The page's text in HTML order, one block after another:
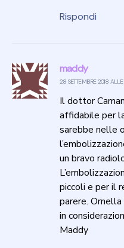
Rispondi
maddy
28 SETTEMBRE 2018
Il dottor
affidabile per
sarebbe nelle
un bravo
piccoli e per il
parere.
in
Maddy